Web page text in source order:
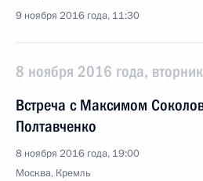
9 ноября 2016 года, 11:30
8 ноября 2016 года, вторник
Встреча с Максимом
Полтавченко
8 ноября 2016 года, 19:00
Москва, Кремль